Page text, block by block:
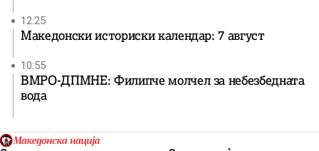
12:25
Македонски историски календар: 7 август
10:55
ВМРО-ДПМНЕ: Филипче молчел за небезбедната
вода